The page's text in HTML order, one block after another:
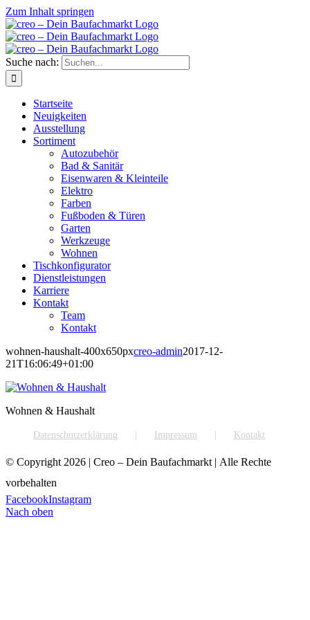
Zum Inhalt springen
Suche nach:
Startseite
Neuigkeiten
Ausstellung
Sortiment
Autozubehör
Bad & Sanitär
Eisenwaren & Kleinteile
Elektro
Farben
Fußboden & Türen
Garten
Werkzeuge
Wohnen
Tischkonfigurator
Dienstleistungen
Karriere
Kontakt
Team
Kontakt
wohnen-haushalt-400x650pxcreo-admin2017-12-
21T16:06:49+01:00
Wohnen & Haushalt
Datenschutzerklärung Impressum Kontakt
© Copyright 2026 | Creo – Dein Baufachmarkt | Alle Rechte
vorbehalten
FacebookInstagram
Nach oben